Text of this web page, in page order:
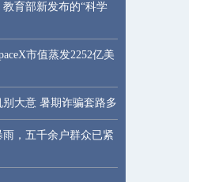
育部新发布的“科学
市值蒸发2252亿美
大意 暑期诈骗套路多
，五千余户群众已紧